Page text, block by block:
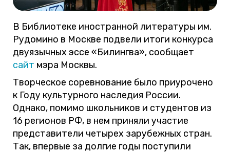
В Библиотеке иностранной литературы им.
Рудомино в Москве подвели итоги конкурса
двуязычных эссе «Билингва», сообщает
сайт мэра Москвы.
Творческое соревнование было приурочено
к Году культурного наследия России.
Однако, помимо школьников и студентов из
16 регионов РФ, в нем приняли участие
представители четырех зарубежных стран.
Так, впервые за долгие годы поступили